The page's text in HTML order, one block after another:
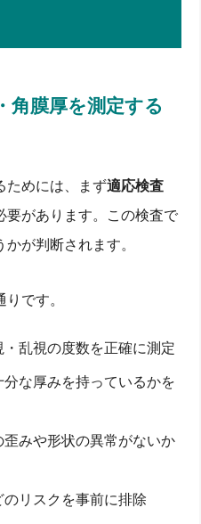
角膜厚を測定する
ためには、まず適応検査
要があります。この検査で
が判断されます。
です。
・乱視の度数を正確に測定
分な厚みを持っているかを
歪みや形状の異常がないか
のリスクを事前に排除